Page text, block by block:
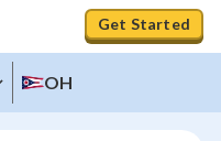
Get Started
OH